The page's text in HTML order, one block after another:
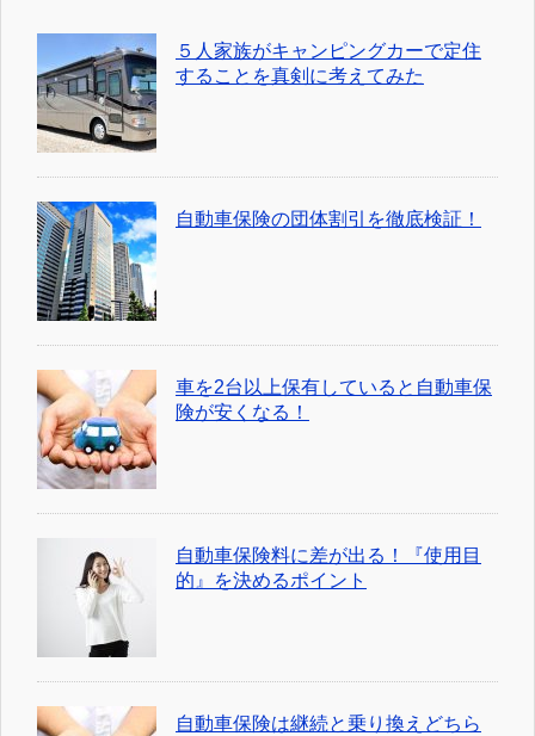
５人家族がキャンピングカーで定住
することを真剣に考えてみた
自動車保険の団体割引を徹底検証！
車を2台以上保有していると自動車保
険が安くなる！
自動車保険料に差が出る！『使用目
的』を決めるポイント
自動車保険は継続と乗り換えどちら